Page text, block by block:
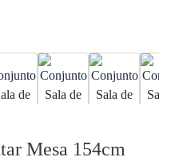
Mesa 154cm